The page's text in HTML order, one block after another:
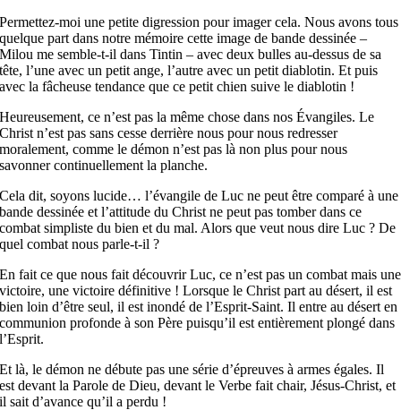
Permettez-moi une petite digression pour imager cela. Nous avons tous
quelque part dans notre mémoire cette image de bande dessinée –
Milou me semble-t-il dans Tintin – avec deux bulles au-dessus de sa
tête, l’une avec un petit ange, l’autre avec un petit diablotin. Et puis
avec la fâcheuse tendance que ce petit chien suive le diablotin !
Heureusement, ce n’est pas la même chose dans nos Évangiles. Le
Christ n’est pas sans cesse derrière nous pour nous redresser
moralement, comme le démon n’est pas là non plus pour nous
savonner continuellement la planche.
Cela dit, soyons lucide… l’évangile de Luc ne peut être comparé à une
bande dessinée et l’attitude du Christ ne peut pas tomber dans ce
combat simpliste du bien et du mal. Alors que veut nous dire Luc ? De
quel combat nous parle-t-il ?
En fait ce que nous fait découvrir Luc, ce n’est pas un combat mais une
victoire, une victoire définitive ! Lorsque le Christ part au désert, il est
bien loin d’être seul, il est inondé de l’Esprit-Saint. Il entre au désert en
communion profonde à son Père puisqu’il est entièrement plongé dans
l’Esprit.
Et là, le démon ne débute pas une série d’épreuves à armes égales. Il
est devant la Parole de Dieu, devant le Verbe fait chair, Jésus-Christ, et
il sait d’avance qu’il a perdu !